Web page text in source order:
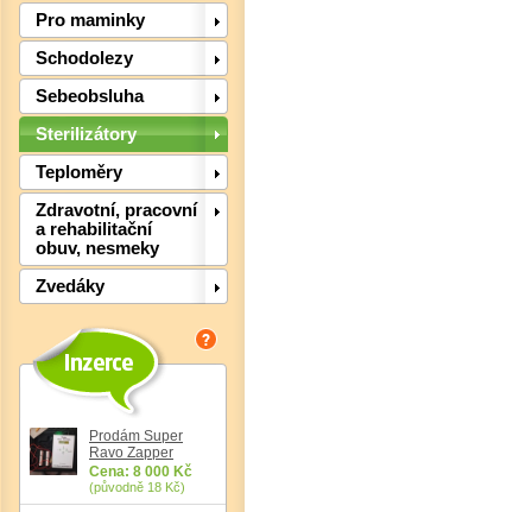
Pro maminky
Schodolezy
Sebeobsluha
Sterilizátory
Teploměry
Zdravotní, pracovní
a rehabilitační
obuv, nesmeky
Zvedáky
Prodám Super
Ravo Zapper
Cena: 8 000 Kč
(původně 18 Kč)